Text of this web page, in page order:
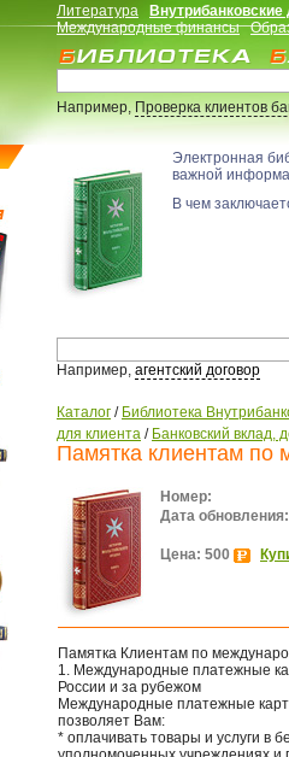
Литература
Международные финансы
Например,Проверка клиентов
Электронная
важной
В чем
Например, агентский договор
Каталог / Библиотека
для клиента / Банковский вклад,
Памятка клиентам
Номер:
Дата обновления:
Цена: 500
Памятка Клиентам по
1. Международные платежные
России и за рубежом
Международные платежные
позволяет Вам:
* оплачивать товары и услуги в